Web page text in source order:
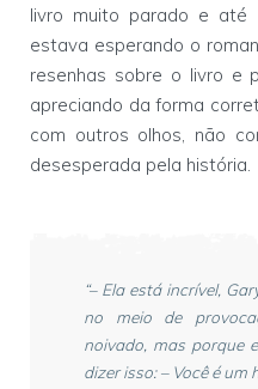
livro muito parado e até
estava esperando o
resenhas sobre o livro e
apreciando da forma
com outros olhos, não
desesperada pela história.
“– Ela está incrível,
no meio de
noivado, mas porque
dizer isso: – Você é um